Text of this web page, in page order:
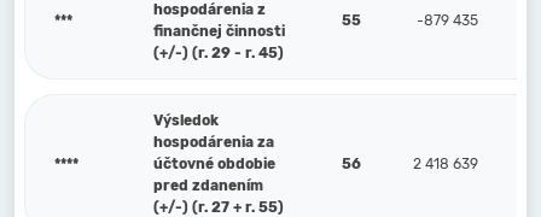
***
hospodárenia z
finančnej činnosti
(+/-) (r. 29 - r. 45)
55 -879 435
****
Výsledok
hospodárenia za
účtovné obdobie
pred zdanením
(+/-) (r. 27 + r. 55)
56 2 418 639